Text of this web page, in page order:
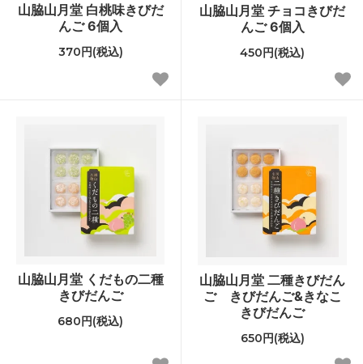
山脇山月堂 白桃味きびだ
んご 6個入
370円(税込)
山脇山月堂 チョコきびだ
んご 6個入
450円(税込)
山脇山月堂 くだもの二種
きびだんご
680円(税込)
山脇山月堂 二種きびだん
ご きびだんご&きなこ
きびだんご
650円(税込)